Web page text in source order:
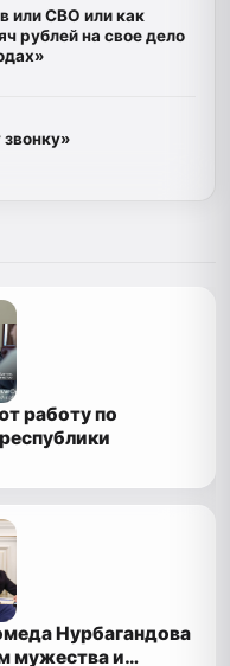
или СВО или как
рублей на свое дело
звонку»
работу по
Нурбагандова
мужества и